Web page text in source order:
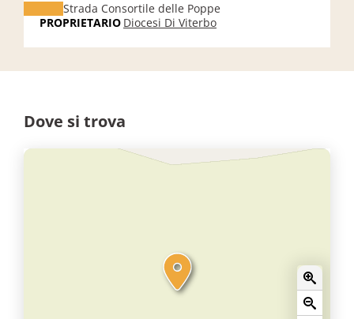
Strada Consortile delle Poppe
PROPRIETARIO Diocesi Di Viterbo
Dove si trova